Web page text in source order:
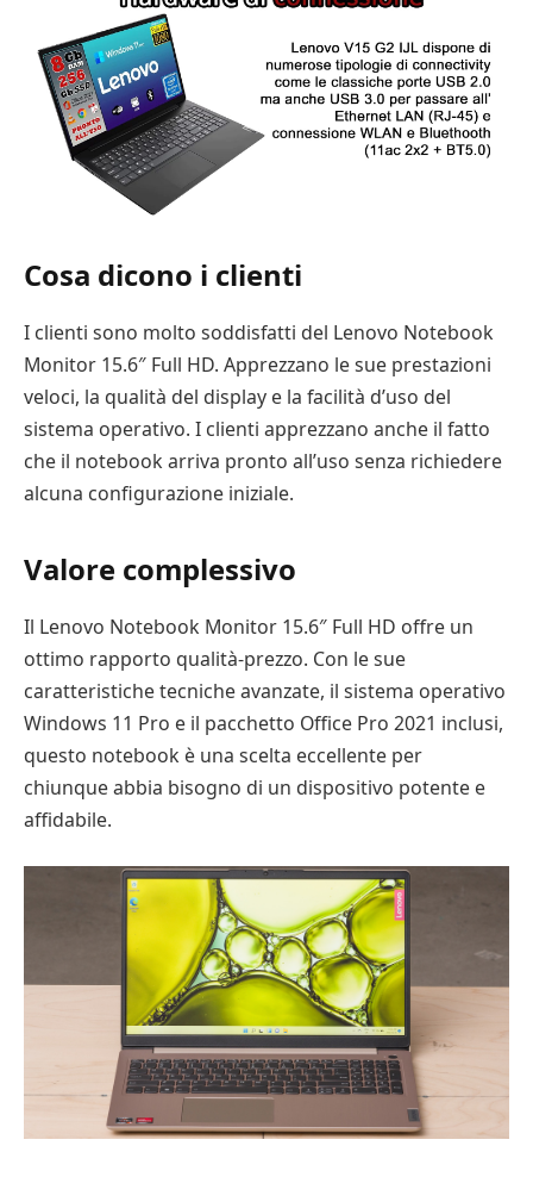
Cosa dicono i clienti
I clienti sono molto soddisfatti del Lenovo Notebook
Monitor 15.6″ Full HD. Apprezzano le sue prestazioni
veloci, la qualità del display e la facilità d’uso del
sistema operativo. I clienti apprezzano anche il fatto
che il notebook arriva pronto all’uso senza richiedere
alcuna configurazione iniziale.
Valore complessivo
Il Lenovo Notebook Monitor 15.6″ Full HD offre un
ottimo rapporto qualità-prezzo. Con le sue
caratteristiche tecniche avanzate, il sistema operativo
Windows 11 Pro e il pacchetto Office Pro 2021 inclusi,
questo notebook è una scelta eccellente per
chiunque abbia bisogno di un dispositivo potente e
affidabile.